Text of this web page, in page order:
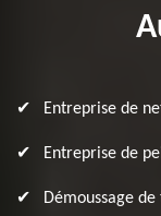
Entreprise de
Entreprise de
Démoussage